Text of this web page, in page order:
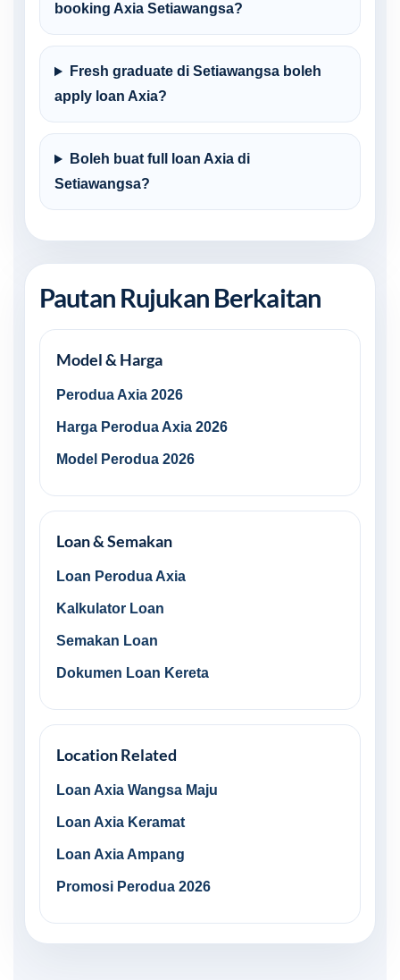
booking Axia Setiawangsa?
Fresh graduate di Setiawangsa boleh
apply loan Axia?
Boleh buat full loan Axia di
Setiawangsa?
Pautan Rujukan Berkaitan
Model & Harga
Perodua Axia 2026
Harga Perodua Axia 2026
Model Perodua 2026
Loan & Semakan
Loan Perodua Axia
Kalkulator Loan
Semakan Loan
Dokumen Loan Kereta
Location Related
Loan Axia Wangsa Maju
Loan Axia Keramat
Loan Axia Ampang
Promosi Perodua 2026